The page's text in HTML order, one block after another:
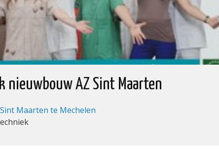
nieuwbouw AZ Sint Maarten
Maarten te Mechelen